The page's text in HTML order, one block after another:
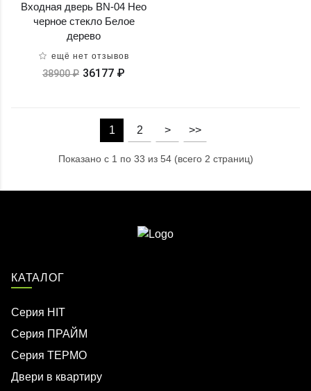
Входная дверь BN-04 Нео
черное стекло Белое
дерево
ещё нет отзывов
38900 ₽ 36177 ₽
1 2 > >>
Показано с 1 по 33 из 54 (всего 2 страниц)
КАТАЛОГ
Серия HIT
Серия ПРАЙМ
Серия ТЕРМО
Двери в квартиру